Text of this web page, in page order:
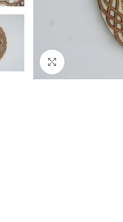
Cliquez pour